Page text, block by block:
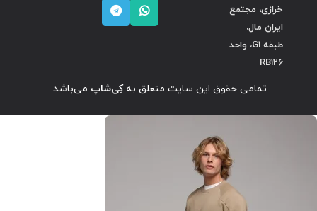
خرازی، مجتمع
ایران مال،
طبقه G1، واحد
RB126
تمامی حقوق این سایت متعلق بهکِی‌شاپ می‌باشد.